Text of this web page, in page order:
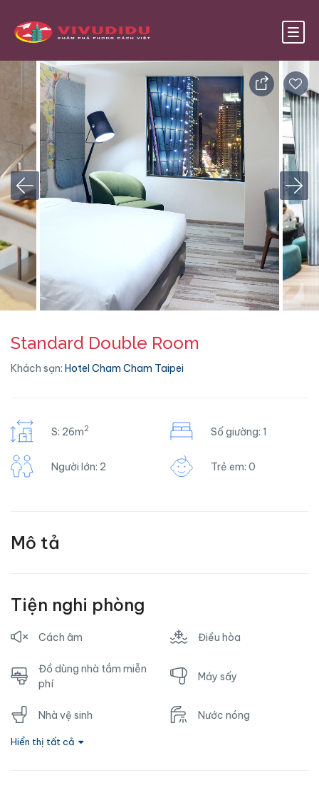
Standard Double Room
Khách sạn: Hotel Cham Cham Taipei
S: 26m2 Số giường: 1
Người lớn: 2 Trẻ em: 0
Mô tả
Tiện nghi phòng
Cách âm Điều hòa
Đồ dùng nhà tắm miễn
phí
Máy sấy
Nhà vệ sinh Nước nóng
Ổ cắm gần giường
Hiển thị tất cả